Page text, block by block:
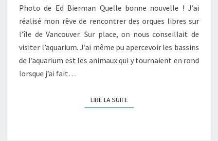
Photo de Ed Bierman Quelle bonne nouvelle ! J’ai
réalisé mon rêve de rencontrer des orques libres sur
l’île de Vancouver. Sur place, on nous conseillait de
visiter l’aquarium. J’ai même pu apercevoir les bassins
de l’aquarium est les animaux qui y tournaient en rond
lorsque j’ai fait…
LIRE LA SUITELIRE LA SUITE